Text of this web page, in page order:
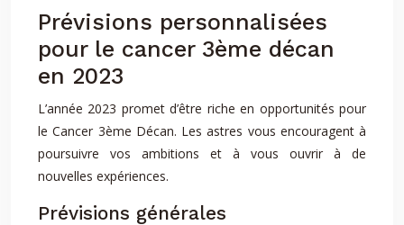
Prévisions personnalisées
pour le cancer 3ème décan
en 2023
L’année 2023 promet d’être riche en opportunités pour
le Cancer 3ème Décan. Les astres vous encouragent à
poursuivre vos ambitions et à vous ouvrir à de
nouvelles expériences.
Prévisions générales